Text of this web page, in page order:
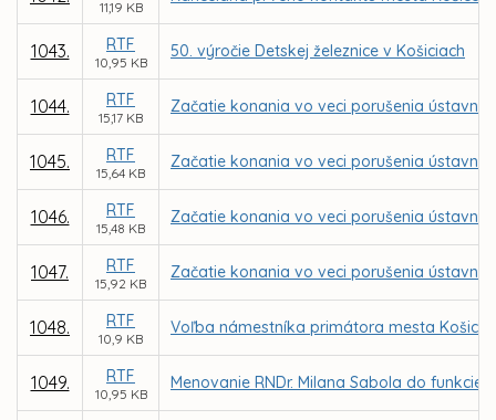
11,19 KB
1043. RTF
10,95 KB
50. výročie Detskej železnice v Košiciach
1044. RTF
15,17 KB
Začatie konania vo veci porušenia
1045. RTF
15,64 KB
Začatie konania vo veci porušenia
1046. RTF
15,48 KB
Začatie konania vo veci porušenia
1047. RTF
15,92 KB
Začatie konania vo veci porušenia
1048. RTF
10,9 KB
Voľba námestníka primátora mesta Košice
1049. RTF
10,95 KB
Menovanie RNDr. Milana Sabola do